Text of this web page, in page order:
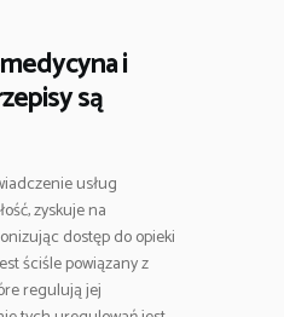
i
są
usług
zyskuje na
dostęp do opieki
ściśle powiązany z
regulują jej